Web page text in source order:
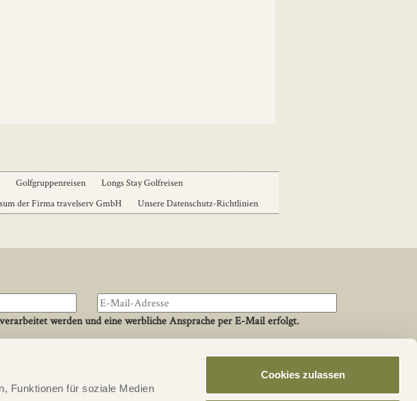
Funktionen für soziale Medien
Cookies zulassen
Golfgruppenreisen
Longs Stay Golfreisen
der Firma travelserv GmbH Unsere Datenschutz-Richtlinien
werden und eine werbliche Ansprache per E-Mail erfolgt.